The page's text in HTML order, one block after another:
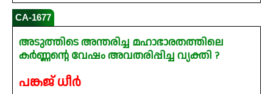
CA-1677
അടുത്തിടെ അന്തരിച്ച മഹാഭാരതത്തിലെ
കർണ്ണന്റെ വേഷം അവതരിപ്പിച്ച വ്യക്തി ?
പങ്കജ് ധീർ